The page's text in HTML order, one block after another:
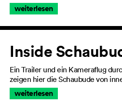
weiterlesen
Inside
Ein Trailer und ein Kameraflug
zeigen hier die Schaubude von
weiterlesen